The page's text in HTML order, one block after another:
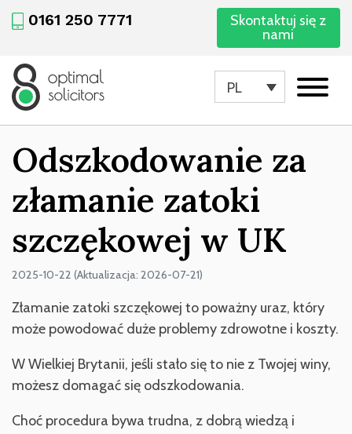
0161 250 7771
Skontaktuj się z
nami
PL
Odszkodowanie za
złamanie zatoki
szczękowej w UK
2025-10-22 (Aktualizacja: 2026-07-21)
Złamanie zatoki szczękowej to poważny uraz, który
może powodować duże problemy zdrowotne i koszty.
W Wielkiej Brytanii, jeśli stało się to nie z Twojej winy,
możesz domagać się odszkodowania.
Choć procedura bywa trudna, z dobrą wiedzą i